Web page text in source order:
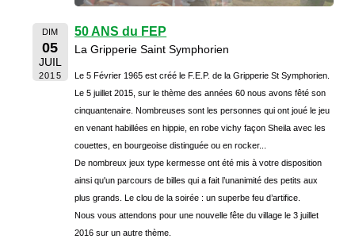
DIM
05
JUIL
2015
50 ANS du FEP
La Gripperie Saint Symphorien
Le 5 Février 1965 est créé le F.E.P. de la Gripperie St Symphorien.
Le 5 juillet 2015, sur le thème des années 60 nous avons fêté son
cinquantenaire. Nombreuses sont les personnes qui ont joué le jeu
en venant habillées en hippie, en robe vichy façon Sheila avec les
couettes, en bourgeoise distinguée ou en rocker...
De nombreux jeux type kermesse ont été mis à votre disposition
ainsi qu'un parcours de billes qui a fait l’unanimité des petits aux
plus grands. Le clou de la soirée : un superbe feu d’artifice.
Nous vous attendons pour une nouvelle fête du village le 3 juillet
2016 sur un autre thème.